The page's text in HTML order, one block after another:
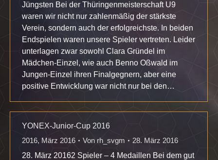
Jüngsten Bei der Thüringenmeisterschaft U9
waren wir nicht nur zahlenmäßig der stärkste
Verein, sondern auch der erfolgreichste. In beiden
Endspielen waren unsere Spieler vertreten. Leider
unterlagen zwar sowohl Clara Gründel im
Mädchen-Einzel, wie auch Benno Oßwald im
Jungen-Einzel ihren Finalgegnern, aber eine
positive Entwicklung war nicht nur bei den…
YONEX-Junior-Cup 2016
2016, März 2016 Von rh_svgm
28. März 2016
28. März 20162 Spieler – 4 Medaillen Bei dem gut